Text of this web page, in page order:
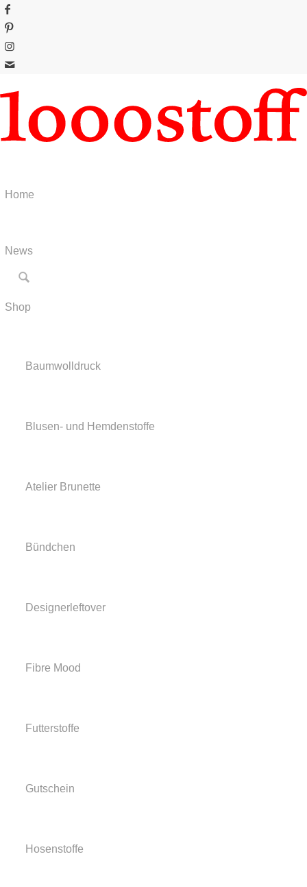
Home
News
Shop
Baumwolldruck
Blusen- und Hemdenstoffe
Atelier Brunette
Bündchen
Designerleftover
Fibre Mood
Futterstoffe
Gutschein
Hosenstoffe